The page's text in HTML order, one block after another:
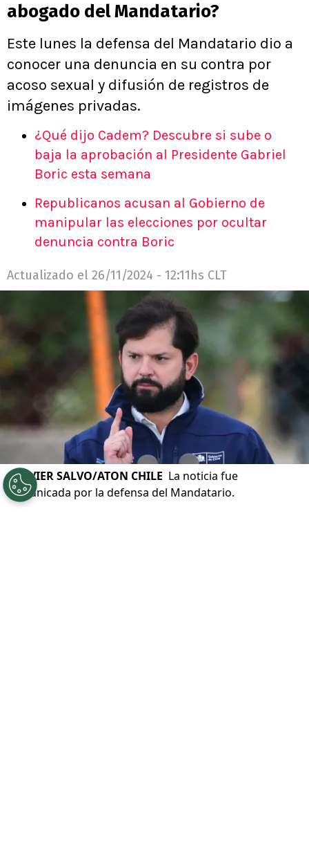
abogado del Mandatario?
Este lunes la defensa del Mandatario dio a
conocer una denuncia en su contra por
acoso sexual y difusión de registros de
imágenes privadas.
¿Qué dijo Cadem? Descubre si sube o
baja la aprobación al Presidente Gabriel
Boric esta semana
Republicanos acusan al Gobierno de
manipular las elecciones por ocultar
denuncia contra Boric
Actualizado el 26/11/2024 - 12:11hs CLT
©JAVIER SALVO/ATON CHILE La noticia fue
comunicada por la defensa del Mandatario.